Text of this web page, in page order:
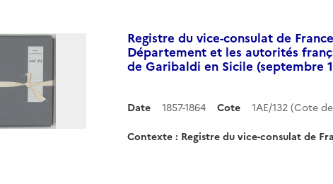
Registre du vice-consulat de
Département et les autorités
de Garibaldi en Sicile (septembre
Date 1857-1864 Cote 1AE/132 (Cote
Contexte : Registre du vice-consulat de